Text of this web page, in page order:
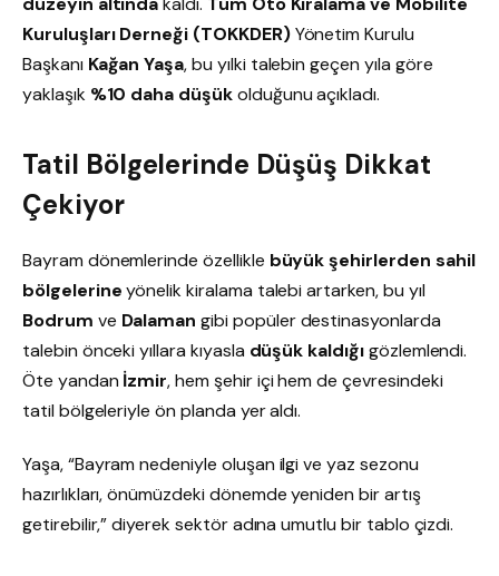
Kuruluşları Derneği (TOKKDER)Yönetim Kurulu
Başkanı Kağan Yaşa, bu yılki talebin geçen yıla göre
yaklaşık %10 daha düşükolduğunu açıkladı.
Tatil Bölgelerinde Düşüş Dikkat
Çekiyor
Bayram dönemlerinde özellikle büyük şehirlerden sahil
bölgelerineyönelik kiralama talebi artarken, bu yıl
Bodrum ve Dalaman gibi popüler destinasyonlarda
talebin önceki yıllara kıyasla düşük kaldığıgözlemlendi.
Öte yandan İzmir, hem şehir içi hem de çevresindeki
tatil bölgeleriyle ön planda yer aldı.
Yaşa, “Bayram nedeniyle oluşan ilgi ve yaz sezonu
hazırlıkları, önümüzdeki dönemde yeniden bir artış
getirebilir,” diyerek sektör adına umutlu bir tablo çizdi.